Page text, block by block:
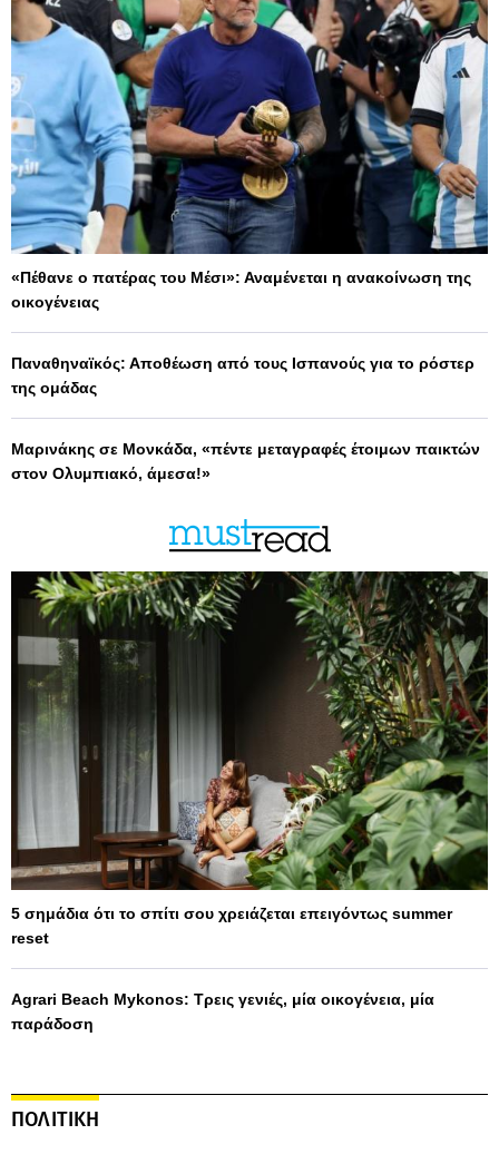
«Πέθανε ο πατέρας του Μέσι»: Αναμένεται η ανακοίνωση της
οικογένειας
Παναθηναϊκός: Αποθέωση από τους Ισπανούς για το ρόστερ
της ομάδας
Μαρινάκης σε Μονκάδα, «πέντε μεταγραφές έτοιμων παικτών
στον Ολυμπιακό, άμεσα!»
5 σημάδια ότι το σπίτι σου χρειάζεται επειγόντως summer
reset
Agrari Beach Mykonos: Τρεις γενιές, μία οικογένεια, μία
παράδοση
ΠΟΛΙΤΙΚΗ